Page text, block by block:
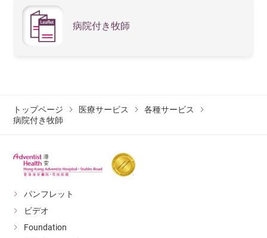
病院付き牧師
トップページ 医療サービス
各種サービス
病院付き牧師
パンフレット
ビデオ
Foundation